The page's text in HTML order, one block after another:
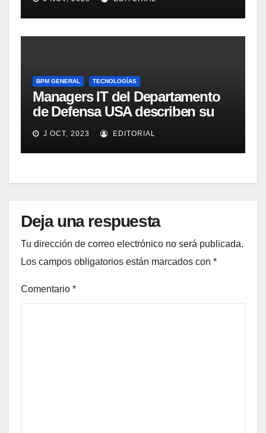
alimentos
BPM GENERAL TECNOLOGÍAS
Managers IT del Departamento
de Defensa USA describen su
implementación SOA
J OCT, 2023 EDITORIAL
Deja una respuesta
Tu dirección de correo electrónico no será publicada.
Los campos obligatorios están marcados con *
Comentario *